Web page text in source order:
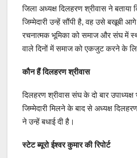
जिला अध्यक्ष दिलहरण श्रीवास ने
जिम्मेदारी उन्हें सौंपी है, वह उसे बखूबी
रचनात्मक भूमिका को समाज और संघ में
वाले दिनों में समाज को एकजुट करने के
कौन हैं दिलहरण श्रीवास
दिलहरण श्रीवास संघ के दो बार
जिम्मेदारी मिलने के बाद से अध्यक्ष
ने उन्हें बधाई दी है।
स्टेट ब्यूरो ईश्वर कुमार की रिपोर्ट